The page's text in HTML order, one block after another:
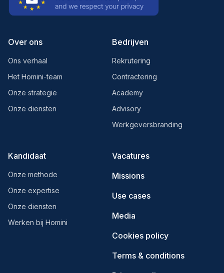
Over ons
Ons verhaal
Het Homini-team
Onze strategie
Onze diensten
Bedrijven
Rekrutering
Contractering
Academy
Advisory
Werkgeversbranding
Kandidaat
Onze methode
Onze expertise
Onze diensten
Werken bij Homini
Vacatures
Missions
Use cases
Media
Cookies policy
Terms & conditions